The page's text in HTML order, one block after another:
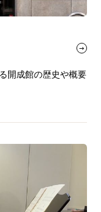
開成館の歴史や概要